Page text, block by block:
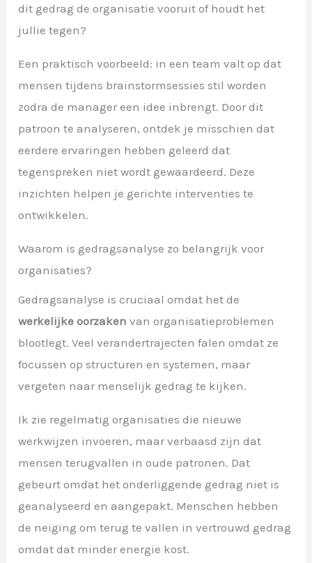
dit gedrag de organisatie vooruit of houdt het
jullie tegen?
Een praktisch voorbeeld: in een team valt op dat
mensen tijdens brainstormsessies stil worden
zodra de manager een idee inbrengt. Door dit
patroon te analyseren, ontdek je misschien dat
eerdere ervaringen hebben geleerd dat
tegenspreken niet wordt gewaardeerd. Deze
inzichten helpen je gerichte interventies te
ontwikkelen.
Waarom is gedragsanalyse zo belangrijk voor
organisaties?
Gedragsanalyse is cruciaal omdat het de
werkelijke oorzaken van organisatieproblemen
blootlegt. Veel verandertrajecten falen omdat ze
focussen op structuren en systemen, maar
vergeten naar menselijk gedrag te kijken.
Ik zie regelmatig organisaties die nieuwe
werkwijzen invoeren, maar verbaasd zijn dat
mensen terugvallen in oude patronen. Dat
gebeurt omdat het onderliggende gedrag niet is
geanalyseerd en aangepakt. Menschen hebben
de neiging om terug te vallen in vertrouwd gedrag
omdat dat minder energie kost.